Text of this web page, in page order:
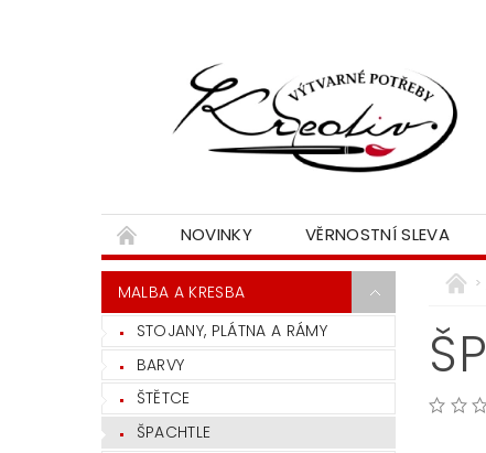
NOVINKY VĚRNOSTNÍ SLEVA
MALBA A KRESBA
STOJANY, PLÁTNA A RÁMY
BARVY
ŠTĚTCE
ŠPACHTLE